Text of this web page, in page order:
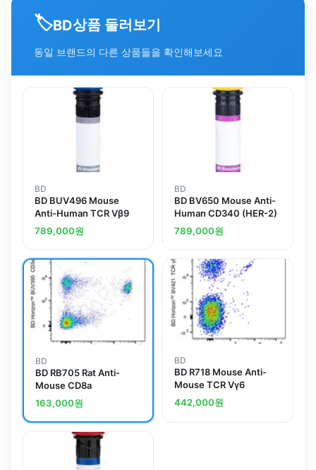
🏷️BD상품 둘러보기
동일 브랜드의 다른 상품들을 확인해보세요
BD
BD BUV496 Mouse
Anti-Human TCR Vβ9
789,000원
BD
BD BV650 Mouse Anti-
Human CD340 (HER-2)
789,000원
BD
BD RB705 Rat Anti-
Mouse CD8a
163,000원
BD
BD R718 Mouse Anti-
Mouse TCR Vγ6
442,000원